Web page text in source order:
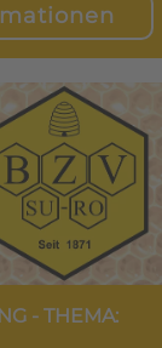
- THEMA: